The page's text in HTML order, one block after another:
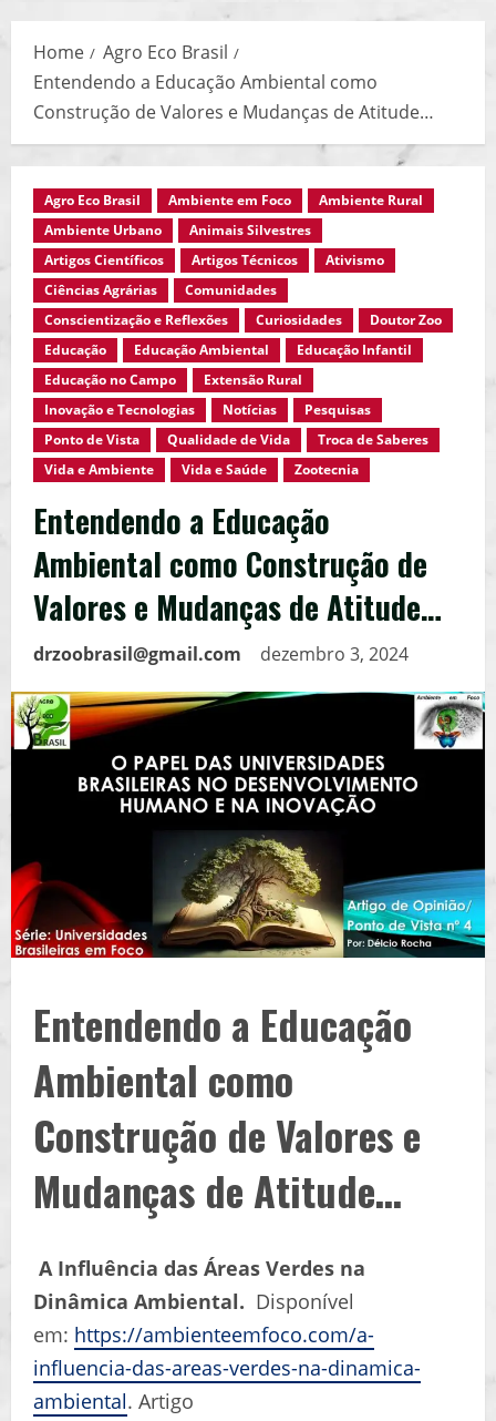
Home
Agro Eco Brasil
Entendendo a Educação Ambiental como
Construção de Valores e Mudanças de Atitude…
Agro Eco Brasil Ambiente em Foco
Ambiente Rural
Ambiente Urbano
Animais Silvestres
Artigos Científicos
Artigos Técnicos
Ativismo
Ciências Agrárias
Comunidades
Conscientização e Reflexões
Curiosidades
Doutor Zoo
Educação
Educação Ambiental
Educação Infantil
Educação no Campo
Extensão Rural
Inovação e Tecnologias
Notícias
Pesquisas
Ponto de Vista
Qualidade de Vida
Troca de Saberes
Vida e Ambiente
Vida e Saúde Zootecnia
Entendendo a Educação
Ambiental como Construção de
Valores e Mudanças de Atitude…
drzoobrasil@gmail.com dezembro 3, 2024
Entendendo a Educação
Ambiental como
Construção de Valores e
Mudanças de Atitude…
A Influência das Áreas Verdes na
Dinâmica Ambiental. Disponível
em: https://ambienteemfoco.com/a-
influencia-das-areas-verdes-na-dinamica-
ambiental. Artigo